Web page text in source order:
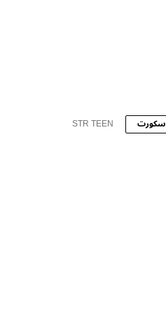
سكورت STR TEEN